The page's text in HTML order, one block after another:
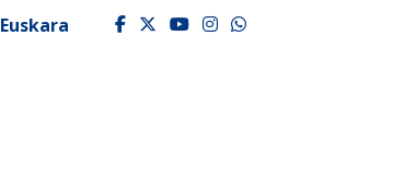
Euskara facebook
twitter
youtube
instagram
whatsapp